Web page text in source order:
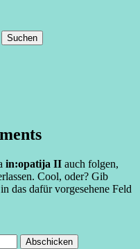
in:opatija II auch folgen,
Cool, oder? Gib
das dafür vorgesehene Feld